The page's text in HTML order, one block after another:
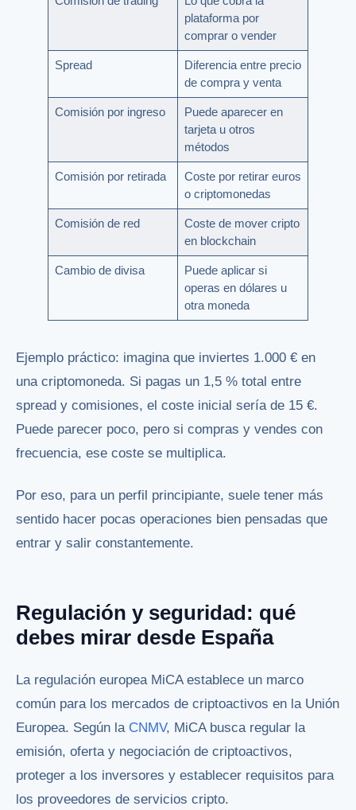
plataforma por
comprar o vender
Spread
Diferencia entre precio
de compra y venta
Comisión por ingreso
Puede aparecer en
tarjeta u otros
métodos
Comisión por retirada
Coste por retirar euros
o criptomonedas
Comisión de red
Coste de mover cripto
en blockchain
Cambio de divisa
Puede aplicar si
operas en dólares u
otra moneda
Ejemplo práctico: imagina que inviertes 1.000 € en
una criptomoneda. Si pagas un 1,5 % total entre
spread y comisiones, el coste inicial sería de 15 €.
Puede parecer poco, pero si compras y vendes con
frecuencia, ese coste se multiplica.
Por eso, para un perfil principiante, suele tener más
sentido hacer pocas operaciones bien pensadas que
entrar y salir constantemente.
Regulación y seguridad: qué
debes mirar desde España
La regulación europea MiCA establece un marco
común para los mercados de criptoactivos en la Unión
Europea. Según la CNMV, MiCA busca regular la
emisión, oferta y negociación de criptoactivos,
proteger a los inversores y establecer requisitos para
los proveedores de servicios cripto.